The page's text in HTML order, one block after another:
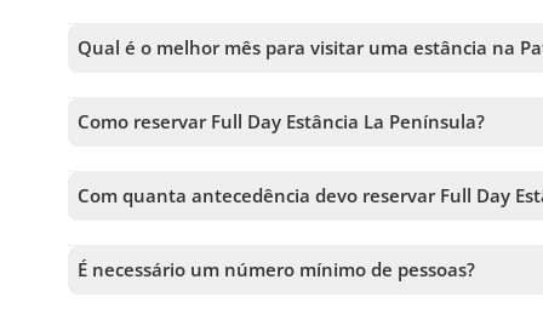
de cães pastores, tosquia de ovelhas e passeio de 4x4
contato com os animais e a experiência de navegação
autêntica experiência patagônica para toda a família.
Qual é o melhor mês para visitar uma estância na
os meses ideais. Durante a alta temporada na
mais agradáveis entre 10 °C e 20 °C e uma maior
outubro) oferece uma experiência mais íntima, com
Como reservar Full Day Estância La Península?
mais tours antes de confirmar sua reserva.
Com quanta antecedência devo reservar Full Day
garantir sua vaga.
É necessário um número mínimo de pessoas?